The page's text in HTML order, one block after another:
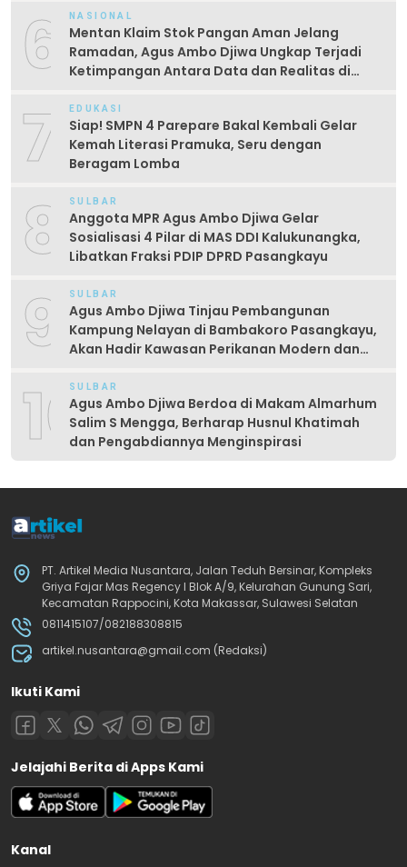
6 NASIONAL
Mentan Klaim Stok Pangan Aman Jelang
Ramadan, Agus Ambo Djiwa Ungkap Terjadi
Ketimpangan Antara Data dan Realitas di
7 EDUKASI
Siap! SMPN 4 Parepare Bakal Kembali Gelar
Kemah Literasi Pramuka, Seru dengan
Beragam Lomba
8 SULBAR
Anggota MPR Agus Ambo Djiwa Gelar
Sosialisasi 4 Pilar di MAS DDI Kalukunangka,
Libatkan Fraksi PDIP DPRD Pasangkayu
9 SULBAR
Agus Ambo Djiwa Tinjau Pembangunan
Kampung Nelayan di Bambakoro Pasangkayu,
Akan Hadir Kawasan Perikanan Modern dan
10SULBAR
Agus Ambo Djiwa Berdoa di Makam Almarhum
Salim S Mengga, Berharap Husnul Khatimah
dan Pengabdiannya Menginspirasi
PT. Artikel Media Nusantara, Jalan Teduh Bersinar, Kompleks
Griya Fajar Mas Regency I Blok A/9, Kelurahan Gunung Sari,
Kecamatan Rappocini, Kota Makassar, Sulawesi Selatan
0811415107/082188308815
artikel.nusantara@gmail.com (Redaksi)
Ikuti Kami
Jelajahi Berita di Apps Kami
Kanal